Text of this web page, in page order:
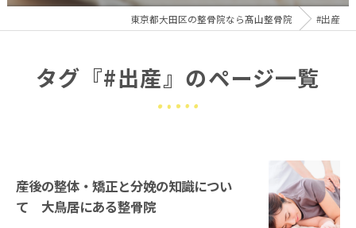
東京都大田区の整骨院なら髙山整骨院 #出産
タグ『#出産』のページ一覧
産後の整体・矯正と分娩の知識につい
て 大鳥居にある整骨院